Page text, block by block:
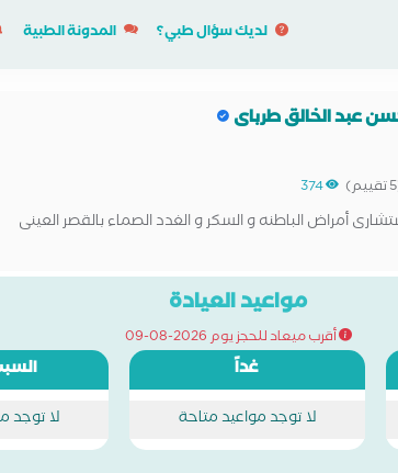
لديك سؤال طبي؟ المدونة الطبية
عبد الخالق طرباى
374
أمراض الباطنه و السكر و الغدد الصماء بالقصر العينى
مواعيد العيادة
أقرب ميعاد للحجز يوم 2026-08-09
غداً
لا توجد مواعيد متاحة لا توجد